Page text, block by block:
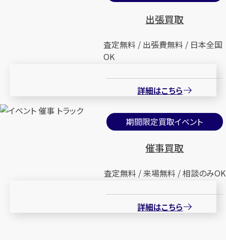
出張買取
査定無料 / 出張費無料 / 日本全国
OK
詳細はこちら
期間限定買取イベント
催事買取
査定無料 / 来場無料 / 相談のみOK
詳細はこちら